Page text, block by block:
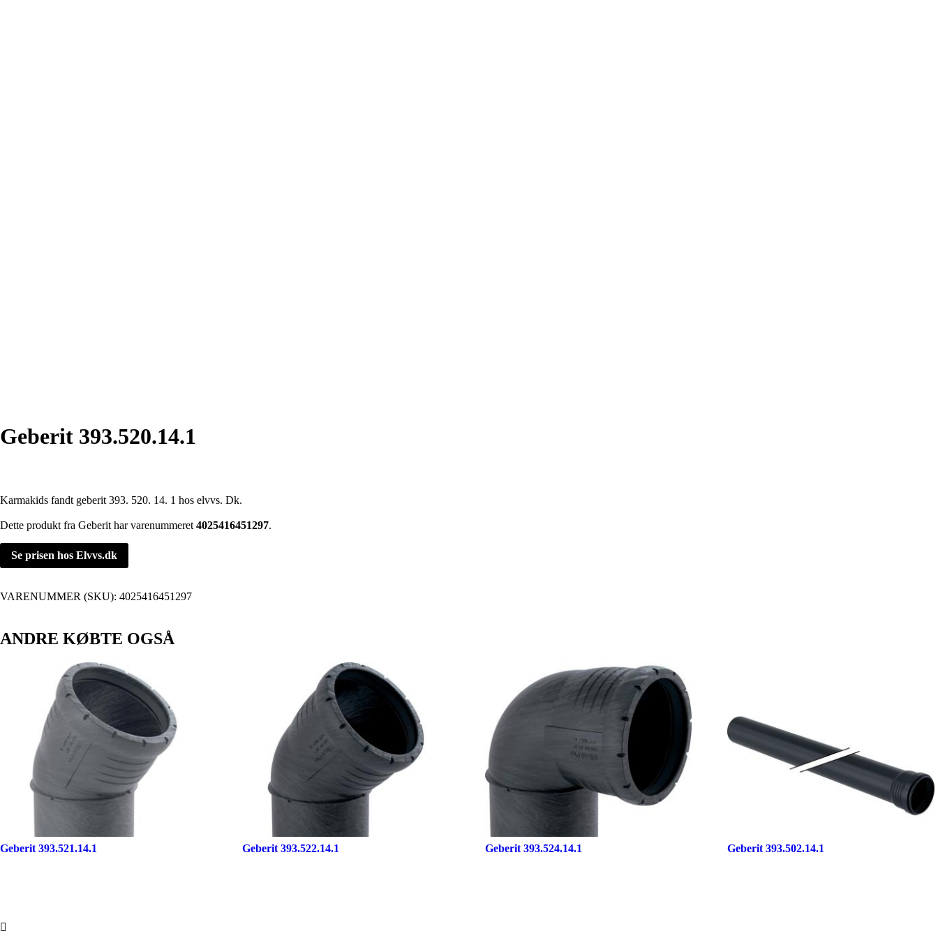
Geberit 393.520.14.1
Karmakids fandt geberit 393. 520. 14. 1 hos elvvs. Dk.
Dette produkt fra Geberit har varenummeret 4025416451297.
Se prisen hos Elvvs.dk
VARENUMMER (SKU): 4025416451297
ANDRE KØBTE OGSÅ
Geberit 393.521.14.1 Geberit 393.522.14.1 Geberit 393.524.14.1 Geberit 393.502.14.1